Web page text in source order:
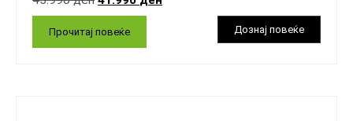
Прочитај повеќе